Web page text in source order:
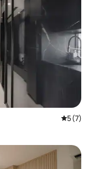
平均评分
5 (7)